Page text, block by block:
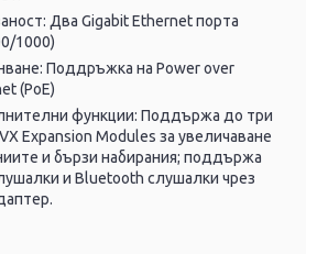
Два Gigabit Ethernet порта
1000)
Поддръжка на Power over
(PoE)
функции: Поддържа до три
Expansion Modules за увеличаване
и бързи набирания; поддържа
и Bluetooth слушалки чрез